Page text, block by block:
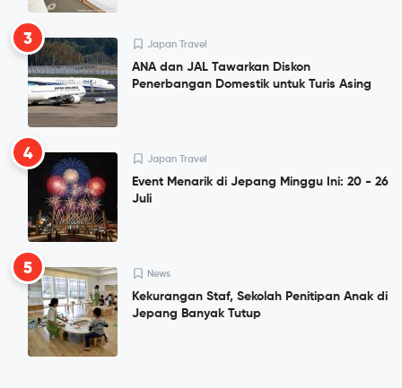
3 Japan Travel
ANA dan JAL Tawarkan Diskon
Penerbangan Domestik untuk Turis Asing
4 Japan Travel
Event Menarik di Jepang Minggu Ini: 20 - 26
Juli
5 News
Kekurangan Staf, Sekolah Penitipan Anak di
Jepang Banyak Tutup